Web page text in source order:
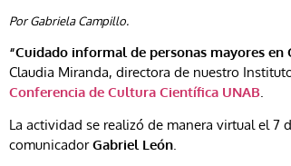
Por Gabriela Campillo.
“Cuidado informal de personas mayores en
Claudia Miranda, directora de nuestro
Conferencia de Cultura Científica UNAB.
La actividad se realizó de manera virtual el
comunicadorGabriel León.